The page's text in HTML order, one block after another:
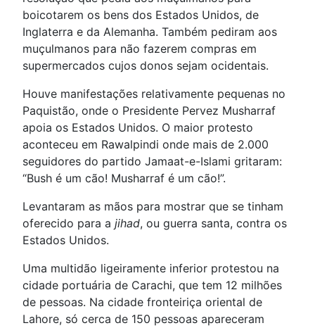
boicotarem os bens dos Estados Unidos, de
Inglaterra e da Alemanha. Também pediram aos
muçulmanos para não fazerem compras em
supermercados cujos donos sejam ocidentais.
Houve manifestações relativamente pequenas no
Paquistão, onde o Presidente Pervez Musharraf
apoia os Estados Unidos. O maior protesto
aconteceu em Rawalpindi onde mais de 2.000
seguidores do partido Jamaat-e-Islami gritaram:
“Bush é um cão! Musharraf é um cão!”.
Levantaram as mãos para mostrar que se tinham
oferecido para a jihad, ou guerra santa, contra os
Estados Unidos.
Uma multidão ligeiramente inferior protestou na
cidade portuária de Carachi, que tem 12 milhões
de pessoas. Na cidade fronteiriça oriental de
Lahore, só cerca de 150 pessoas apareceram